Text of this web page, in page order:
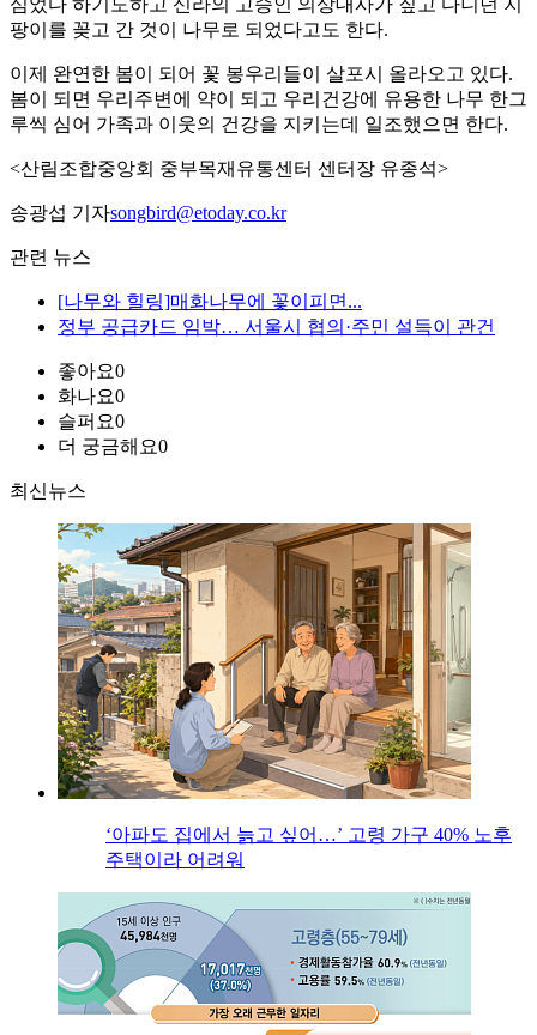
심었다 하기도하고 신라의 고승인 의상대사가 짚고 다니던 지
팡이를 꽂고 간 것이 나무로 되었다고도 한다.
이제 완연한 봄이 되어 꽃 봉우리들이 살포시 올라오고 있다.
봄이 되면 우리주변에 약이 되고 우리건강에 유용한 나무 한그
루씩 심어 가족과 이웃의 건강을 지키는데 일조했으면 한다.
<산림조합중앙회 중부목재유통센터 센터장 유종석>
송광섭 기자songbird@etoday.co.kr
관련 뉴스
[나무와 힐링]매화나무에 꽃이피면...
정부 공급카드 임박… 서울시 협의·주민 설득이 관건
좋아요0
화나요0
슬퍼요0
더 궁금해요0
최신뉴스
‘아파도 집에서 늙고 싶어…’ 고령 가구 40% 노후
주택이라 어려워